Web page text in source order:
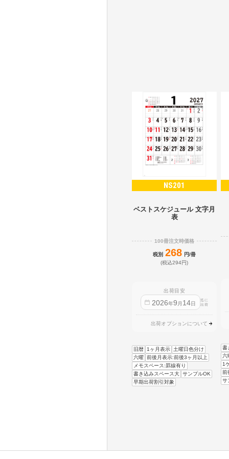
NS201
ベストスケジュール 文字月
表
100冊注文時価格
税別 268 円/冊
(税込294円)
出荷目安
2026年9 月 14日
迄に
出荷
出荷オプションについて
旧暦 1ヶ月表示
土曜日色分け
六曜 前後月表示:前後3ヶ月以上
メモスペース:罫線有り
書き込みスペース大 サンプルOK
早期出荷割引対象
書
六
1
前
サ